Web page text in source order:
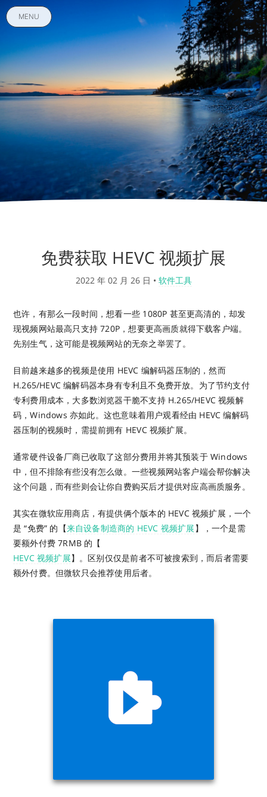
MENU
免费获取 HEVC 视频扩展
2022 年 02 月 26 日 • 软件工具
也许，有那么一段时间，想看一些 1080P 甚至更高清的，却发
现视频网站最高只支持 720P，想要更高画质就得下载客户端。
先别生气，这可能是视频网站的无奈之举罢了。
目前越来越多的视频是使用 HEVC 编解码器压制的，然而
H.265/HEVC 编解码器本身有专利且不免费开放。为了节约支付
专利费用成本，大多数浏览器干脆不支持 H.265/HEVC 视频解
码，Windows 亦如此。这也意味着用户观看经由 HEVC 编解码
器压制的视频时，需提前拥有 HEVC 视频扩展。
通常硬件设备厂商已收取了这部分费用并将其预装于 Windows
中，但不排除有些没有怎么做。一些视频网站客户端会帮你解决
这个问题，而有些则会让你自费购买后才提供对应高画质服务。
其实在微软应用商店，有提供俩个版本的 HEVC 视频扩展，一个
是 “免费” 的【来自设备制造商的 HEVC 视频扩展 】，一个是需
要额外付费 7RMB 的【
HEVC 视频扩展】。区别仅仅是前者不可被搜索到，而后者需要
额外付费。但微软只会推荐使用后者。